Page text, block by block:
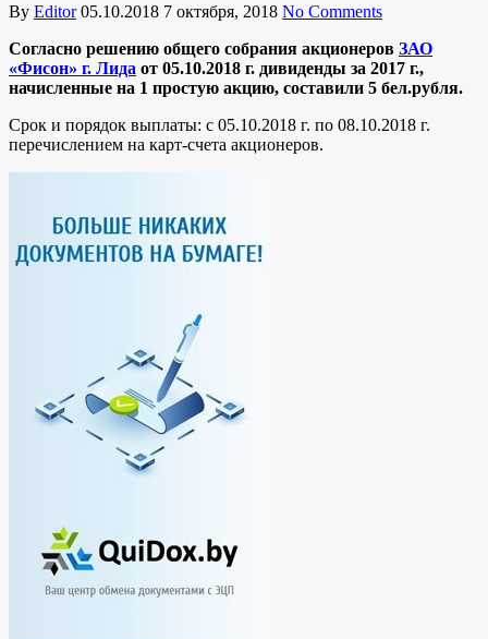
By Editor 05.10.2018 7 октября, 2018 No Comments
Согласно решению общего собрания акционеров ЗАО
«Фисон» г. Лида от 05.10.2018 г. дивиденды за 2017 г.,
начисленные на 1 простую акцию, составили 5 бел.рубля.
Срок и порядок выплаты: c 05.10.2018 г. по 08.10.2018 г.
перечислением на карт-счета акционеров.